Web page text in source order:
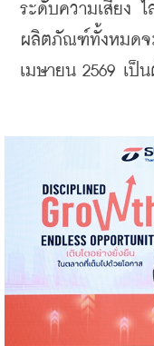
ระดับความเสี่ยง
ผลิตภัณฑ์ทั้งหมดจ
เมษายน 2569 เป็